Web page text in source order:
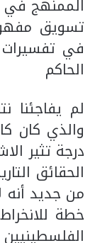
الممنهج في
تسويق
في تفسيرات
الحاكم
لم يفاجئنا
والذي كان
درجة تثير
الحقائق
من جديد أنه
خطة